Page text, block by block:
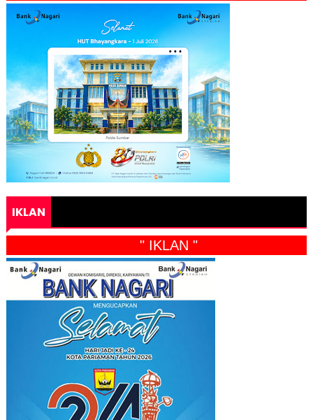
IKLAN
" IKLAN "